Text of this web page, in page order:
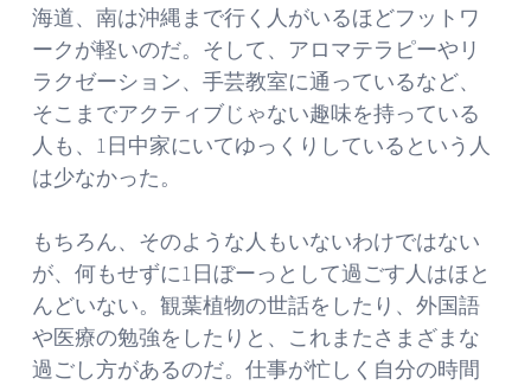
海道、南は沖縄まで行く人がいるほどフットワ
ークが軽いのだ。そして、アロマテラピーやリ
ラクゼーション、手芸教室に通っているなど、
そこまでアクティブじゃない趣味を持っている
人も、1日中家にいてゆっくりしているという人
は少なかった。
もちろん、そのような人もいないわけではない
が、何もせずに1日ぼーっとして過ごす人はほと
んどいない。観葉植物の世話をしたり、外国語
や医療の勉強をしたりと、これまたさまざまな
過ごし方があるのだ。仕事が忙しく自分の時間